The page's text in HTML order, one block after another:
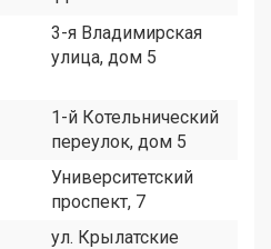
3-я Владимирская
улица, дом 5
1-й Котельнический
переулок, дом 5
Университетский
проспект, 7
ул. Крылатские